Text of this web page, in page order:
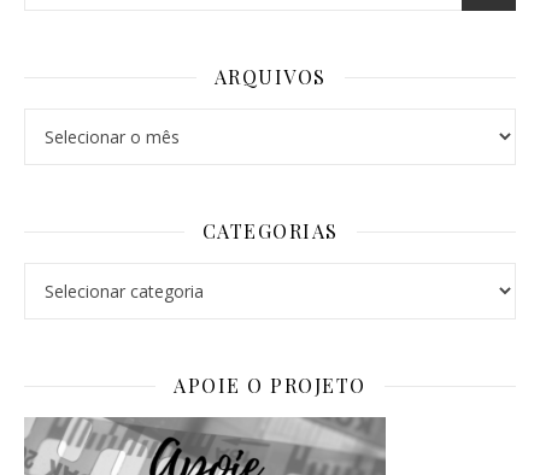
ARQUIVOS
CATEGORIAS
APOIE O PROJETO